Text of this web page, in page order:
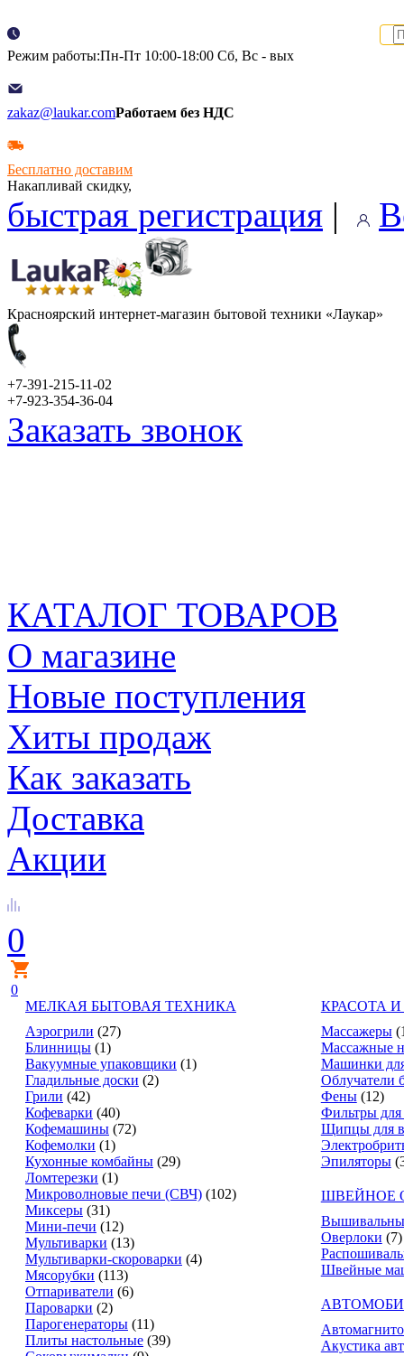
Режим работы:Пн-Пт 10:00-18:00 Сб, Вс - вых
zakaz@laukar.comРаботаем без НДС
Бесплатно доставим
Накапливай скидку,
быстрая регистрация |
Красноярский интернет-магазин бытовой техники «Лаукар»
+7-391-215-11-02
+7-923-354-36-04
Заказать звонок
КАТАЛОГ ТОВАРОВ
О магазине
Новые поступления
Хиты продаж
Как заказать
Доставка
Акции
0
0
МЕЛКАЯ БЫТОВАЯ ТЕХНИКА
Аэрогрили (27)
Блинницы (1)
Вакуумные упаковщики (1)
Гладильные доски (2)
Грили (42)
Кофеварки (40)
Кофемашины (72)
Кофемолки (1)
Кухонные комбайны (29)
Ломтерезки (1)
Микроволновые печи (СВЧ) (102)
Миксеры (31)
Мини-печи (12)
Мультиварки (13)
Мультиварки-скороварки (4)
Мясорубки (113)
Отпариватели (6)
Пароварки (2)
Парогенераторы (11)
Плиты настольные (39)
КРАСОТА И
Массажеры
Массажные
Машинки
Облучатели
Фены (12)
Фильтры
Щипцы для
Эпиляторы
ШВЕЙНОЕ
Оверлоки (7)
Швейные
Акустика